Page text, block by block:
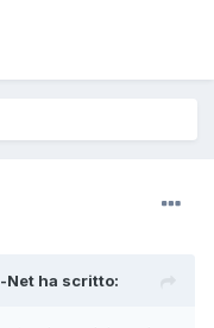
Net ha scritto: